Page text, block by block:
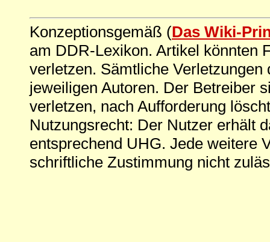
Konzeptionsgemäß (Das Wiki-
am DDR-Lexikon. Artikel könnten
verletzen. Sämtliche
jeweiligen Autoren. Der Betreiber
verletzen, nach Aufforderung
Nutzungsrecht: Der Nutzer erhält
entsprechend UHG. Jede weitere
schriftliche Zustimmung nicht